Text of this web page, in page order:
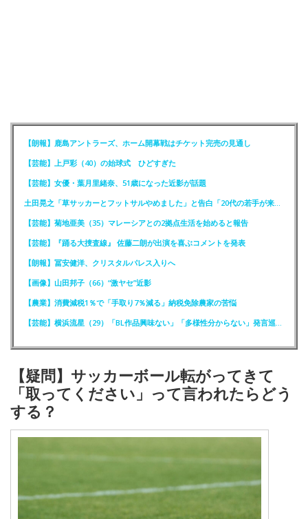
【朗報】鹿島アントラーズ、ホーム開幕戦はチケット完売の見通し
【芸能】上戸彩（40）の始球式 ひどすぎた
【芸能】女優・葉月里緒奈、51歳になった近影が話題
土田晃之「草サッカーとフットサルやめました」と告白「20代の若手が来るんです。つまんなくて」
【芸能】菊地亜美（35）マレーシアとの2拠点生活を始めると報告
【芸能】『踊る大捜査線』 佐藤二朗が出演を喜ぶコメントを発表
【朗報】冨安健洋、クリスタルパレス入りへ
【画像】山田邦子（66）“激ヤセ”近影
【農業】消費減税1％で「手取り7％減る」納税免除農家の苦悩
【芸能】横浜流星（29）「BL作品興味ない」「多様性分からない」発言巡りFCが注意喚起
【疑問】サッカーボール転がってきて
「取ってください」って言われたらどう
する？